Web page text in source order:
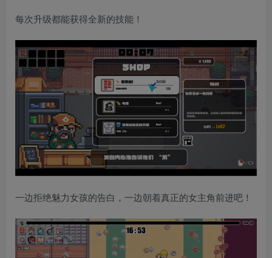
每次升级都能获得全新的技能！
一边拒绝魅力女孩的告白，一边朝着真正的女主角前进吧！